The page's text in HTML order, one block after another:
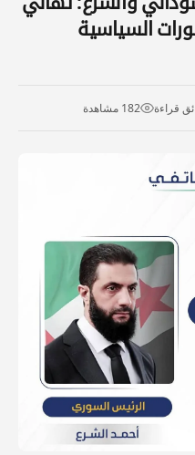
السياسية
182 مشاهدة